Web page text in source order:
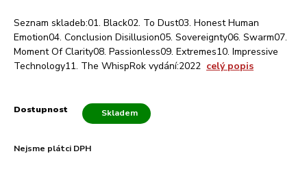
Seznam skladeb:01. Black02. To Dust03. Honest Human
Emotion04. Conclusion Disillusion05. Sovereignty06. Swarm07.
Moment Of Clarity08. Passionless09. Extremes10. Impressive
Technology11. The WhispRok vydání:2022 celý popis
Dostupnost Skladem
Nejsme plátci DPH